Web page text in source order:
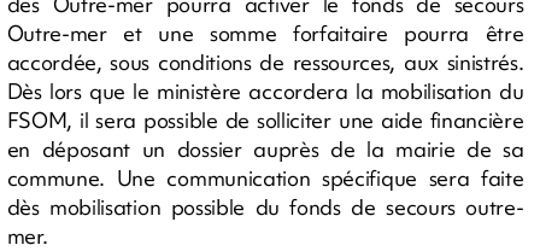
Outre-mer et une somme forfaitaire pourra être
accordée, sous conditions de ressources, aux sinistrés.
Dès lors que le ministère accordera la mobilisation du
FSOM, il sera possible de solliciter une aide financière
en déposant un dossier auprès de la mairie de sa
commune. Une communication spécifique sera faite
dès mobilisation possible du fonds de secours outre-
mer.